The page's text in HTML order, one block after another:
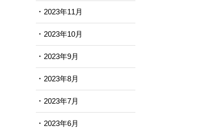
2023年11月
2023年10月
2023年9月
2023年8月
2023年7月
2023年6月